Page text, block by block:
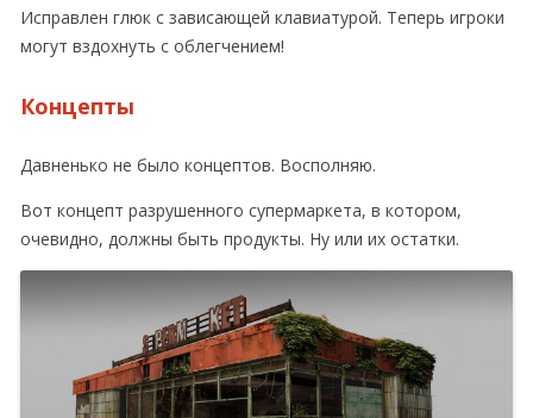
Исправлен глюк с зависающей клавиатурой. Теперь игроки
могут вздохнуть с облегчением!
Концепты
Давненько не было концептов. Восполняю.
Вот концепт разрушенного супермаркета, в котором,
очевидно, должны быть продукты. Ну или их остатки.